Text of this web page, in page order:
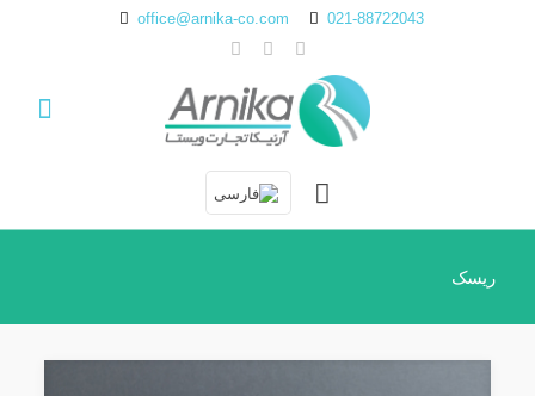
021-88722043
office@arnika-co.com
ریسک